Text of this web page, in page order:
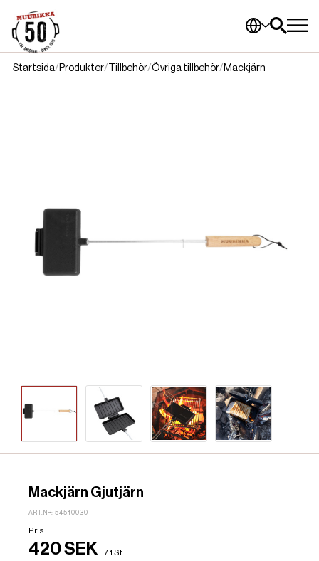
Startsida Produkter Tillbehör Övriga tillbehör Mackjärn
Mackjärn Gjutjärn
ART.NR: 54510030
Pris
420 SEK / 1 St